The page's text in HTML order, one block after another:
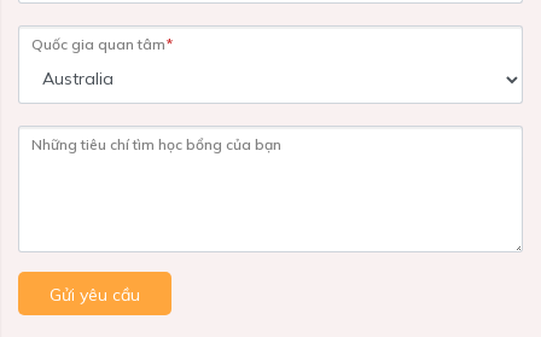
Quốc gia quan tâm*
Những tiêu chí tìm học bổng của bạn
Gửi yêu cầu